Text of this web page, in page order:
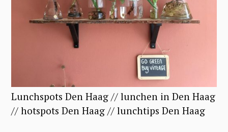
Lunchspots Den Haag // lunchen in Den Haag
// hotspots Den Haag // lunchtips Den Haag